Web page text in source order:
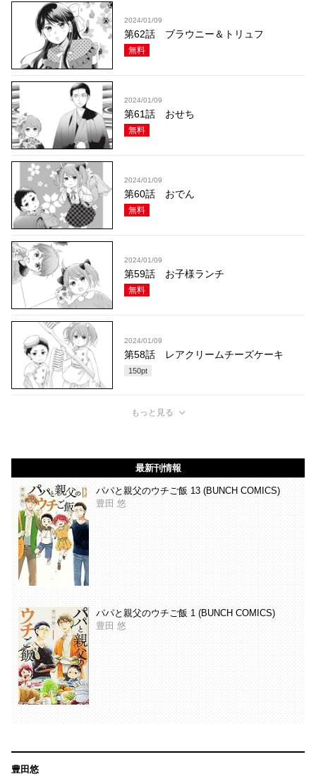
2024/01/09
第62話 ブラウニー＆トリュフ
無料
2024/01/09
第61話 おせち
無料
2024/01/09
第60話 おでん
無料
2024/01/09
第59話 お子様ランチ
無料
2024/01/09
第58話 レアクリームチーズケーキ
150pt
もっと見る
最新刊情報
パパと親父のウチご飯 13 (BUNCH COMICS)
豊田 悠
パパと親父のウチご飯 1 (BUNCH COMICS)
豊田 悠
豊田悠